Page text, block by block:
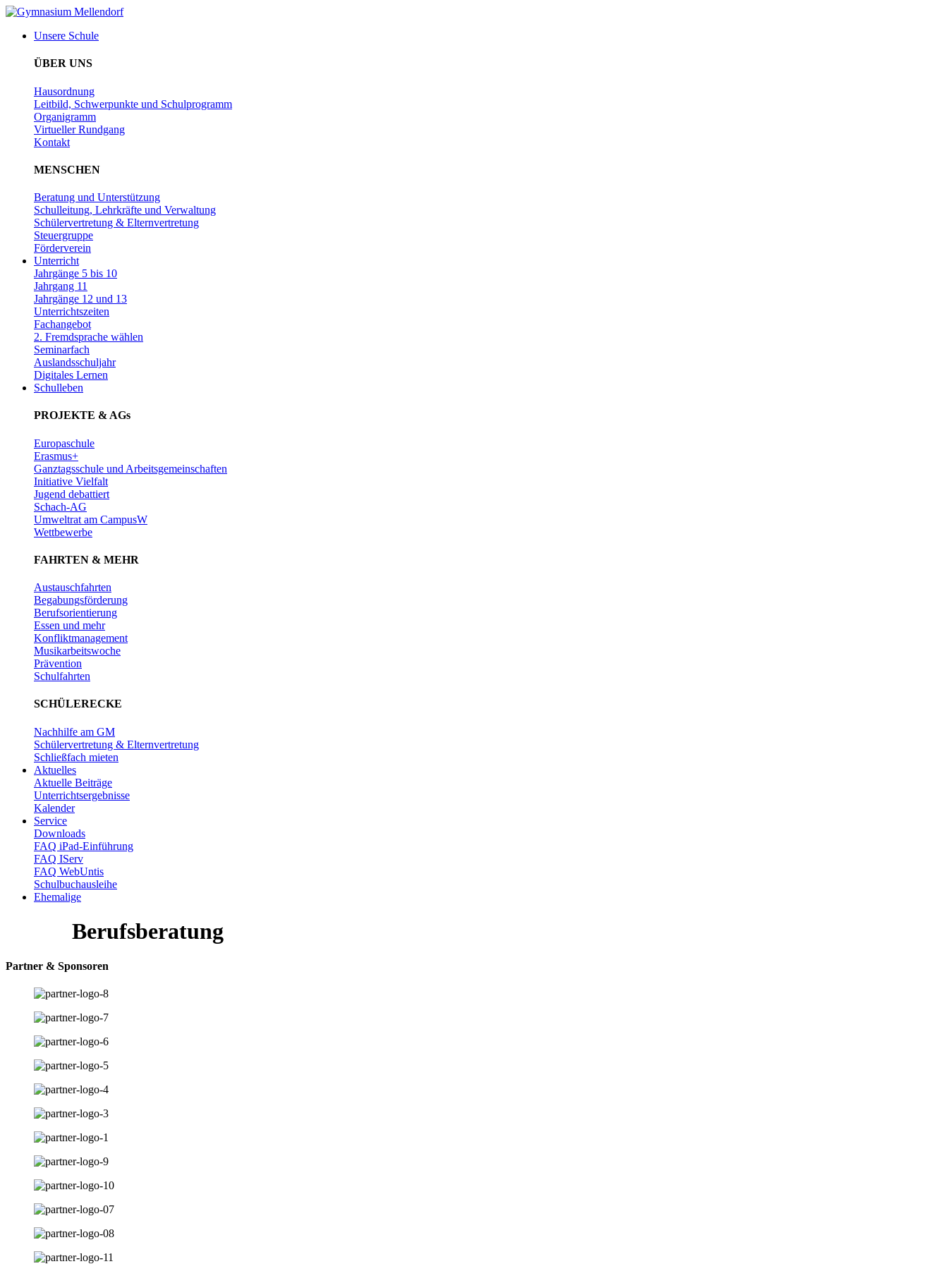
Unsere Schule
ÜBER UNS
Hausordnung
Leitbild, Schwerpunkte und Schulprogramm
Organigramm
Virtueller Rundgang
Kontakt
MENSCHEN
Beratung und Unterstützung
Schulleitung, Lehrkräfte und Verwaltung
Schülervertretung & Elternvertretung
Steuergruppe
Förderverein
Unterricht
Jahrgänge 5 bis 10
Jahrgang 11
Jahrgänge 12 und 13
Unterrichtszeiten
Fachangebot
2. Fremdsprache wählen
Seminarfach
Auslandsschuljahr
Digitales Lernen
Schulleben
PROJEKTE & AGs
Europaschule
Erasmus+
Ganztagsschule und Arbeitsgemeinschaften
Initiative Vielfalt
Jugend debattiert
Schach-AG
Umweltrat am CampusW
Wettbewerbe
FAHRTEN & MEHR
Austauschfahrten
Begabungsförderung
Berufsorientierung
Essen und mehr
Konfliktmanagement
Musikarbeitswoche
Prävention
Schulfahrten
SCHÜLERECKE
Nachhilfe am GM
Schülervertretung & Elternvertretung
Schließfach mieten
Aktuelles
Aktuelle Beiträge
Unterrichtsergebnisse
Kalender
Service
Downloads
FAQ iPad-Einführung
FAQ IServ
FAQ WebUntis
Schulbuchausleihe
Ehemalige
Berufsberatung
Partner & Sponsoren